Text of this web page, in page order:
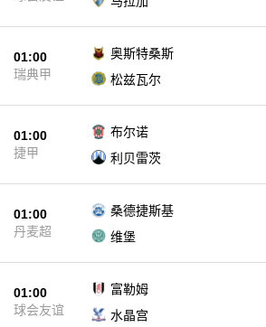
01:00
瑞典甲
奥斯特桑斯
松兹瓦尔
01:00
捷甲
布尔诺
利贝雷茨
01:00
丹麦超
桑德捷斯基
维堡
01:00
球会友谊
富勒姆
水晶宫